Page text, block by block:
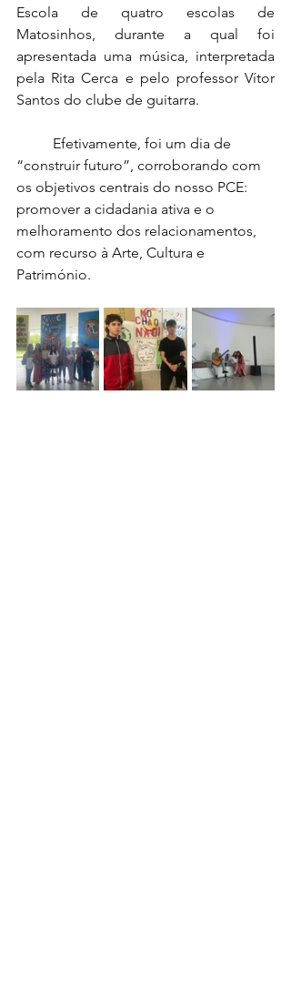
Escola de quatro escolas de
Matosinhos, durante a qual foi
apresentada uma música, interpretada
pela Rita Cerca e pelo professor Vítor
Santos do clube de guitarra.
“construir futuro”, corroborando com
os objetivos centrais do nosso PCE:
promover a cidadania ativa e o
melhoramento dos relacionamentos,
com recurso à Arte, Cultura e
Património.